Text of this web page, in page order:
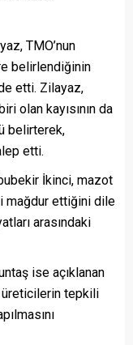
TMO’nun
belirlendiğinin
etti. Zilayaz,
olan kayısının da
belirterek,
etti.
İkinci, mazot
mağdur ettiğini dile
arasındaki
ise açıklanan
tepkili